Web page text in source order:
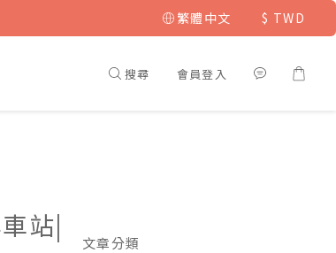
繁體中文 $ TWD
搜尋 會員登入
站|
文章分類